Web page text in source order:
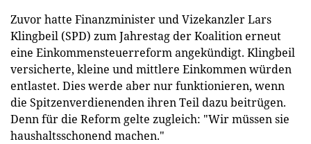
Zuvor hatte Finanzminister und Vizekanzler Lars
Klingbeil (SPD) zum Jahrestag der Koalition erneut
eine Einkommensteuerreform angekündigt. Klingbeil
versicherte, kleine und mittlere Einkommen würden
entlastet. Dies werde aber nur funktionieren, wenn
die Spitzenverdienenden ihren Teil dazu beitrügen.
Denn für die Reform gelte zugleich: "Wir müssen sie
haushaltsschonend machen."